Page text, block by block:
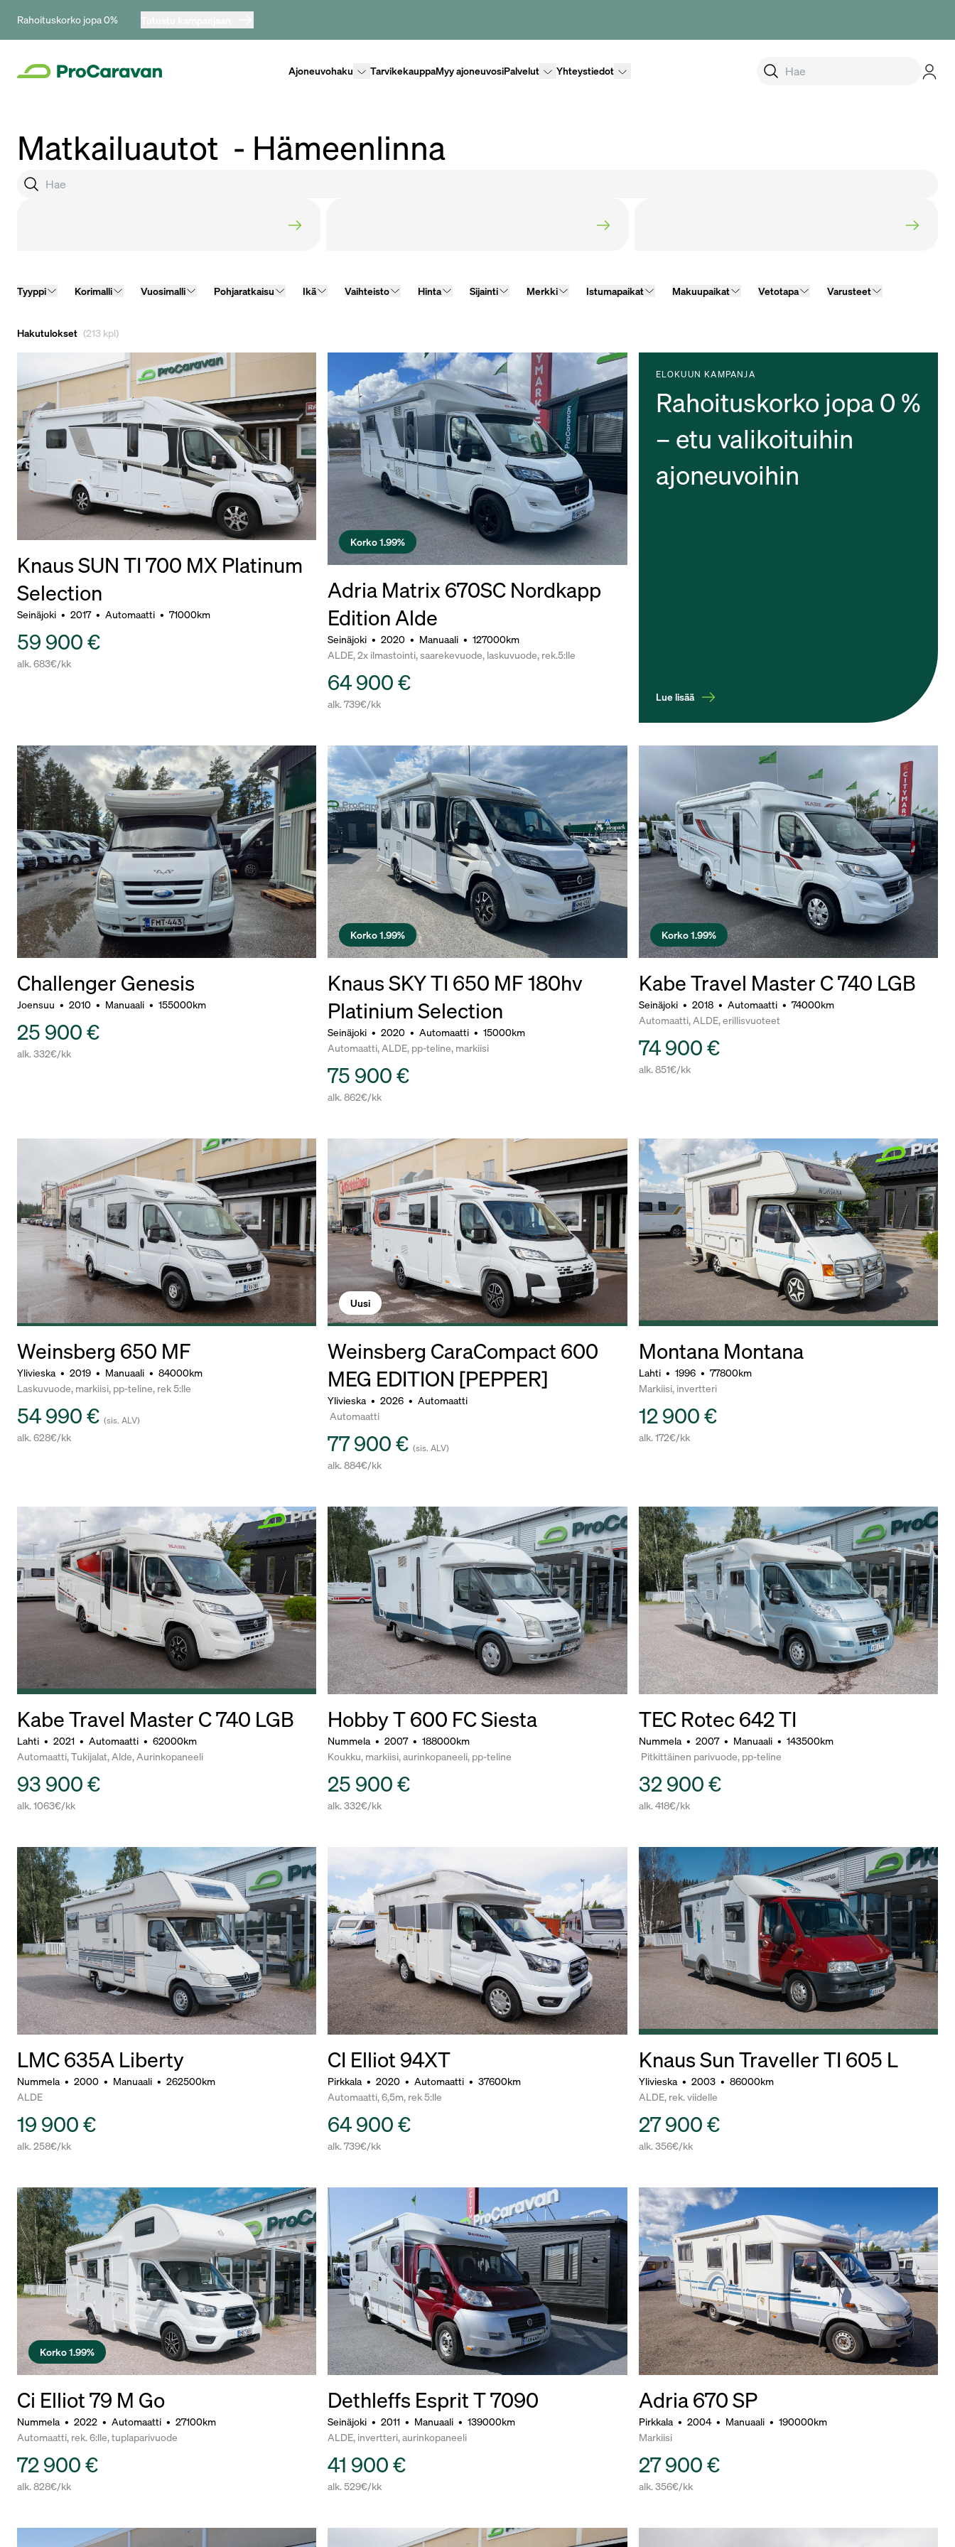
Rahoituskorko jopa 0%
AjoneuvohakuLisävalikko
TarvikekauppaMyy ajoneuvosiPalvelutLisävalikko
YhteystiedotLisävalikko
Matkailuautot - Hämeenlinna
Tyyppi Korimalli Vuosimalli Pohjaratkaisu Ikä Vaihteisto Hinta Sijainti Merkki Istumapaikat Makuupaikat Vetotapa Varusteet
Hakutulokset (213 kpl)
Knaus SUN TI 700 MX Platinum
Selection
Seinäjoki • 2017 • Automaatti • 71000km
59 900 €
alk. 683€/kk
Korko 1.99%
Adria Matrix 670SC Nordkapp
Edition Alde
Seinäjoki • 2020 • Manuaali • 127000km
ALDE, 2x ilmastointi, saarekevuode, laskuvuode, rek.5:lle
64 900 €
alk. 739€/kk
ELOKUUN KAMPANJA
Rahoituskorko jopa 0 %
– etu valikoituihin
ajoneuvoihin
Lue lisää
Challenger Genesis
Joensuu • 2010 • Manuaali • 155000km
25 900 €
alk. 332€/kk
Korko 1.99%
Knaus SKY TI 650 MF 180hv
Platinium Selection
Seinäjoki • 2020 • Automaatti • 15000km
Automaatti, ALDE, pp-teline, markiisi
75 900 €
alk. 862€/kk
Korko 1.99%
Kabe Travel Master C 740 LGB
Seinäjoki • 2018 • Automaatti • 74000km
Automaatti, ALDE, erillisvuoteet
74 900 €
alk. 851€/kk
Weinsberg 650 MF
Ylivieska • 2019 • Manuaali • 84000km
Laskuvuode, markiisi, pp-teline, rek 5:lle
54 990 € (sis. ALV)
alk. 628€/kk
Uusi
Weinsberg CaraCompact 600
MEG EDITION [PEPPER]
Ylivieska • 2026 • Automaatti
Automaatti
77 900 €(sis. ALV)
alk. 884€/kk
Montana Montana
Lahti • 1996 • 77800km
Markiisi, invertteri
12 900 €
alk. 172€/kk
Kabe Travel Master C 740 LGB
Lahti • 2021 • Automaatti • 62000km
Automaatti, Tukijalat, Alde, Aurinkopaneeli
93 900 €
alk. 1063€/kk
Hobby T 600 FC Siesta
Nummela • 2007 • 188000km
Koukku, markiisi, aurinkopaneeli, pp-teline
25 900 €
alk. 332€/kk
TEC Rotec 642 TI
Nummela • 2007 • Manuaali • 143500km
Pitkittäinen parivuode, pp-teline
32 900 €
alk. 418€/kk
LMC 635A Liberty
Nummela • 2000 • Manuaali • 262500km
ALDE
19 900 €
alk. 258€/kk
CI Elliot 94XT
Pirkkala • 2020 • Automaatti • 37600km
Automaatti, 6,5m, rek 5:lle
64 900 €
alk. 739€/kk
Knaus Sun Traveller TI 605 L
Ylivieska • 2003 • 86000km
ALDE, rek. viidelle
27 900 €
alk. 356€/kk
Korko 1.99%
Ci Elliot 79 M Go
Nummela • 2022 • Automaatti • 27100km
Automaatti, rek. 6:lle, tuplaparivuode
72 900 €
alk. 828€/kk
Dethleffs Esprit T 7090
Seinäjoki • 2011 • Manuaali • 139000km
ALDE, invertteri, aurinkopaneeli
41 900 €
alk. 529€/kk
Adria 670 SP
Pirkkala • 2004 • Manuaali • 190000km
Markiisi
27 900 €
alk. 356€/kk